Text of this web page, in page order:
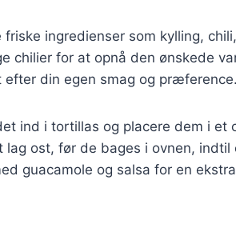
ingredienser som kylling,
chilier for at opnå den ønskede
din egen smag og præference.
ind i tortillas og placere dem i et
ost, før de bages i ovnen, indtil
guacamole og salsa for en ekstra